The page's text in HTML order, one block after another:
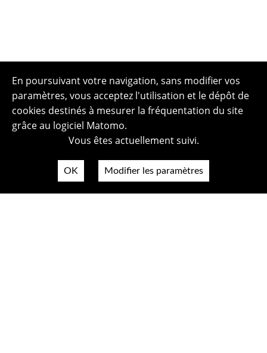
En poursuivant votre navigation, sans modifier vos
paramètres, vous acceptez l'utilisation et le dépôt de
cookies destinés à mesurer la fréquentation du site
grâce au logiciel Matomo.
Vous êtes actuellement suivi.
OK Modifier les paramètres